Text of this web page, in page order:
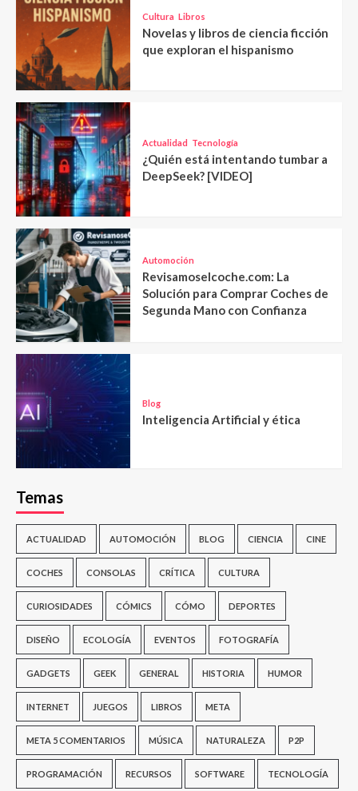
Cultura Libros
Novelas y libros de ciencia ficción
que exploran el hispanismo
Actualidad Tecnología
¿Quién está intentando tumbar a
DeepSeek? [VIDEO]
Automoción
Revisamoselcoche.com: La
Solución para Comprar Coches de
Segunda Mano con Confianza
Blog
Inteligencia Artificial y ética
Temas
ACTUALIDAD AUTOMOCIÓN BLOG CIENCIA CINE
COCHES CONSOLAS CRÍTICA CULTURA
CURIOSIDADES CÓMICS CÓMO DEPORTES
DISEÑO ECOLOGÍA EVENTOS FOTOGRAFÍA
GADGETS GEEK GENERAL HISTORIA HUMOR
INTERNET JUEGOS LIBROS META
META 5 COMENTARIOS MÚSICA NATURALEZA P2P
PROGRAMACIÓN RECURSOS SOFTWARE TECNOLOGÍA